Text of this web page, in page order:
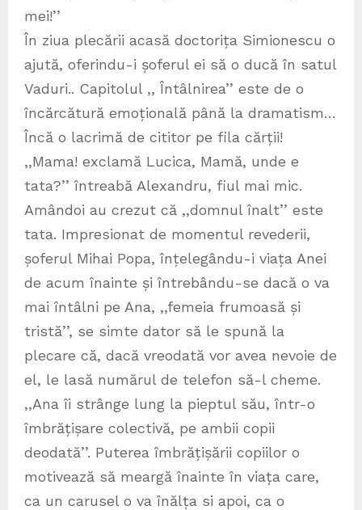
mei!’’
În ziua plecării acasă doctorița Simionescu o
ajută, oferindu-i șoferul ei să o ducă în satul
Vaduri.. Capitolul ,, Întâlnirea’’ este de o
încărcătură emoțională până la dramatism…
Încă o lacrimă de cititor pe fila cărții!
,,Mama! exclamă Lucica, Mamă, unde e
tata?’’ întreabă Alexandru, fiul mai mic.
Amândoi au crezut că ,,domnul înalt’’ este
tata. Impresionat de momentul revederii,
șoferul Mihai Popa, înțelegându-i viața Anei
de acum înainte și întrebându-se dacă o va
mai întâlni pe Ana, ,,femeia frumoasă și
tristă’’, se simte dator să le spună la
plecare că, dacă vreodată vor avea nevoie de
el, le lasă numărul de telefon să-l cheme.
,,Ana îi strânge lung la pieptul său, într-o
îmbrățișare colectivă, pe ambii copii
deodată’’. Puterea îmbrățișării copiilor o
motivează să meargă înainte în viața care,
ca un carusel o va înălța si apoi, ca o